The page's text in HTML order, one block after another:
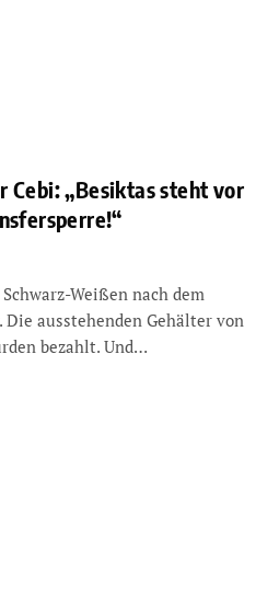
Cebi: „Besiktas steht vor
Weißen nach dem
Die ausstehenden Gehälter von
bezahlt. Und…